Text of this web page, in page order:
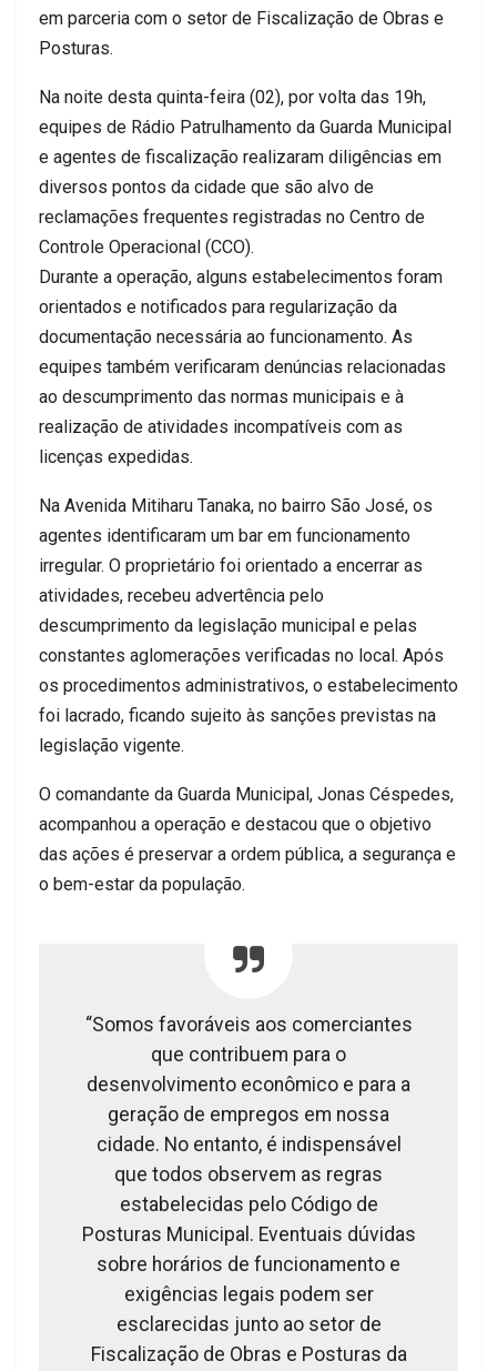
em parceria com o setor de Fiscalização de Obras e
Posturas.
Na noite desta quinta-feira (02), por volta das 19h,
equipes de Rádio Patrulhamento da Guarda Municipal
e agentes de fiscalização realizaram diligências em
diversos pontos da cidade que são alvo de
reclamações frequentes registradas no Centro de
Controle Operacional (CCO).
Durante a operação, alguns estabelecimentos foram
orientados e notificados para regularização da
documentação necessária ao funcionamento. As
equipes também verificaram denúncias relacionadas
ao descumprimento das normas municipais e à
realização de atividades incompatíveis com as
licenças expedidas.
Na Avenida Mitiharu Tanaka, no bairro São José, os
agentes identificaram um bar em funcionamento
irregular. O proprietário foi orientado a encerrar as
atividades, recebeu advertência pelo
descumprimento da legislação municipal e pelas
constantes aglomerações verificadas no local. Após
os procedimentos administrativos, o estabelecimento
foi lacrado, ficando sujeito às sanções previstas na
legislação vigente.
O comandante da Guarda Municipal, Jonas Céspedes,
acompanhou a operação e destacou que o objetivo
das ações é preservar a ordem pública, a segurança e
o bem-estar da população.
“Somos favoráveis aos comerciantes
que contribuem para o
desenvolvimento econômico e para a
geração de empregos em nossa
cidade. No entanto, é indispensável
que todos observem as regras
estabelecidas pelo Código de
Posturas Municipal. Eventuais dúvidas
sobre horários de funcionamento e
exigências legais podem ser
esclarecidas junto ao setor de
Fiscalização de Obras e Posturas da